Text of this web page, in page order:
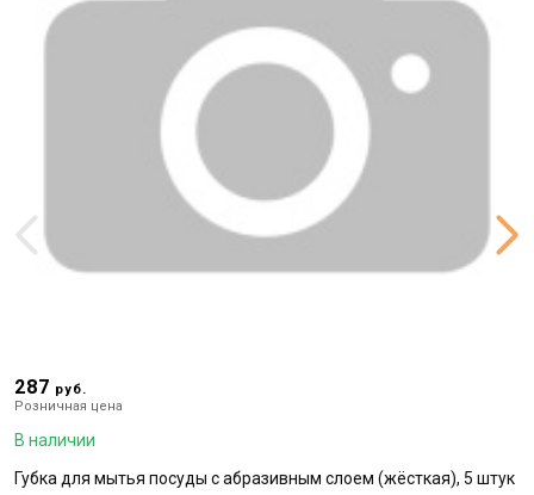
287 руб.
Розничная цена
В наличии
Губка для мытья посуды с абразивным слоем (жёсткая), 5 штук